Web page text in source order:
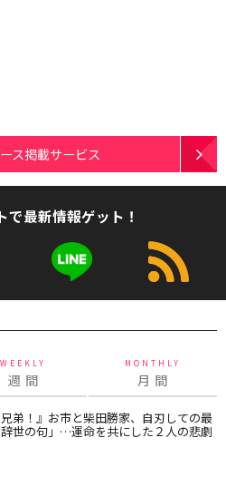
ス掲載サービス
で最新情報ゲット！
WEEKLY
週 間
MONTHLY
月 間
兄弟！』お市と柴田勝家、自刃しての最
世の句」…運命を共にした２人の悲劇